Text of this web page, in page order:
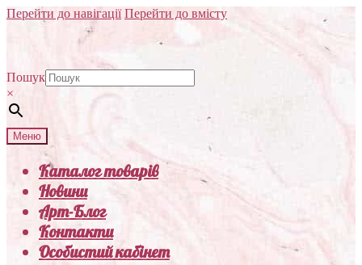
Перейти до навігації Перейти до вмісту
Пошук
×
Меню
Каталог товарів
Новини
Арт-Блог
Контакти
Особистий кабінет